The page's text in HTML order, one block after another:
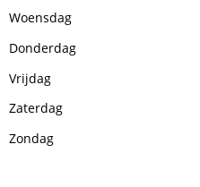
Woensdag
Donderdag
Vrijdag
Zaterdag
Zondag